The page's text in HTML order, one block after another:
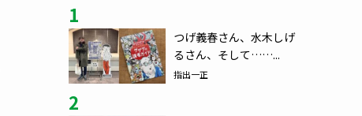
1
つげ義春さん、水木しげ
るさん、そして……...
指出一正
2